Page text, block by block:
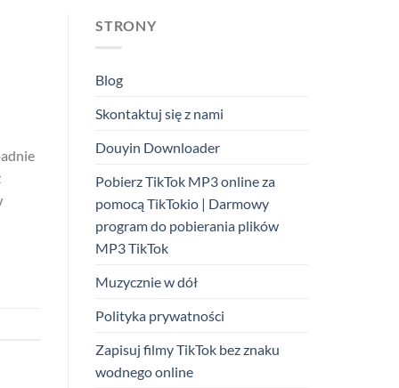
STRONY
Blog
Skontaktuj się z nami
Douyin Downloader
Pobierz TikTok MP3 online za
pomocą TikTokio | Darmowy
program do pobierania plików
MP3 TikTok
Muzycznie w dół
Polityka prywatności
Zapisuj filmy TikTok bez znaku
wodnego online